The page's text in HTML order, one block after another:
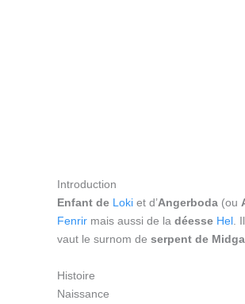
Introduction
Enfant de Loki et d’Angerboda (ou
Fenrir mais aussi de la déesse Hel.
vaut le surnom de serpent de
Histoire
Naissance